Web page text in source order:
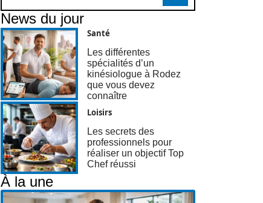
News du jour
Santé
Les différentes
spécialités d’un
kinésiologue à Rodez
que vous devez
connaître
Loisirs
Les secrets des
professionnels pour
réaliser un objectif Top
Chef réussi
À la une